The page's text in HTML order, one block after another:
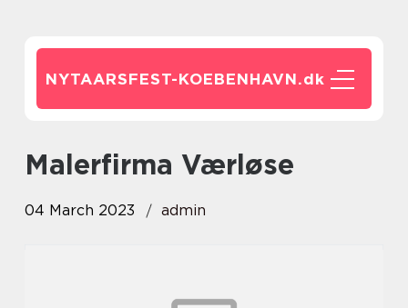
NYTAARSFEST-KOEBENHAVN.dk
Malerfirma Værløse
04 March 2023 admin